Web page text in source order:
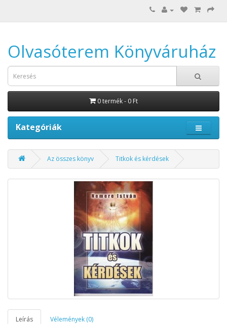
Olvasóterem Könyváruház
0 termék - 0 Ft
Kategóriák
Az összes könyv Titkok és kérdések
Leírás Vélemények (0)